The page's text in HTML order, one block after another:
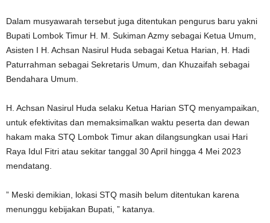
Dalam musyawarah tersebut juga ditentukan pengurus baru yakni
Bupati Lombok Timur H. M. Sukiman Azmy sebagai Ketua Umum,
Asisten I H. Achsan Nasirul Huda sebagai Ketua Harian, H. Hadi
Paturrahman sebagai Sekretaris Umum, dan Khuzaifah sebagai
Bendahara Umum.
H. Achsan Nasirul Huda selaku Ketua Harian STQ menyampaikan,
untuk efektivitas dan memaksimalkan waktu peserta dan dewan
hakam maka STQ Lombok Timur akan dilangsungkan usai Hari
Raya Idul Fitri atau sekitar tanggal 30 April hingga 4 Mei 2023
mendatang.
” Meski demikian, lokasi STQ masih belum ditentukan karena
menunggu kebijakan Bupati, ” katanya.